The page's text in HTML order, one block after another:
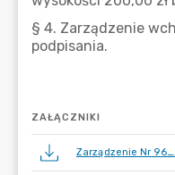
ZAŁĄCZNIKI
Zarządzenie Nr